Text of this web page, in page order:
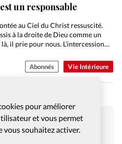
pour améliorer
et vous permet
vous souhaitez activer.
Vie Intérieure
un responsable
au Ciel du Christ ressuscité.
à la droite de Dieu comme un
il prie pour nous. L’intercession…
Abonnés